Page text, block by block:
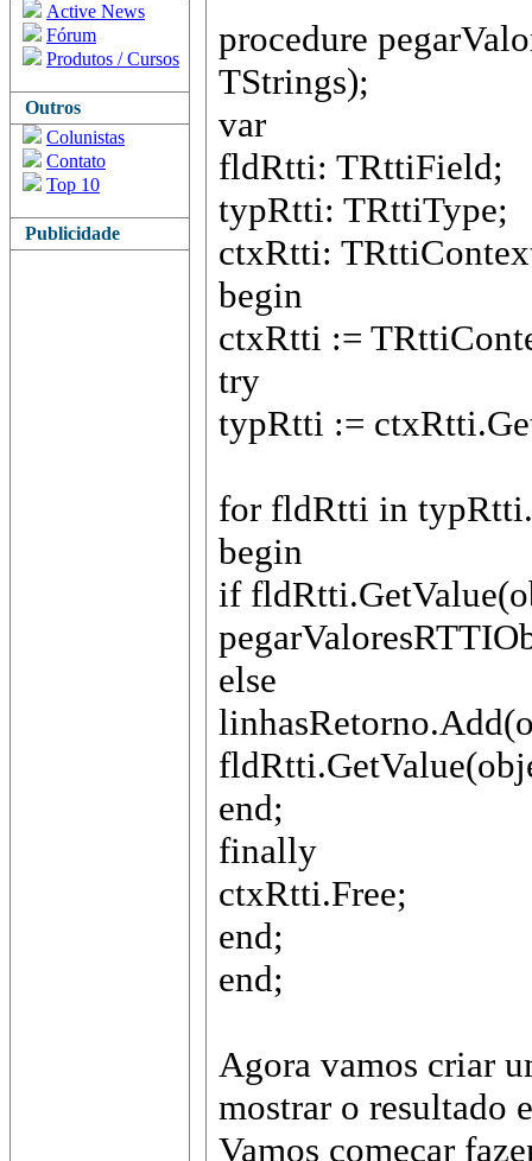
Active News
Fórum
Produtos / Cursos
Outros
Colunistas
Contato
Top 10
Publicidade
procedure
TStrings);
var
fldRtti: TRttiField;
typRtti: TRttiType;
ctxRtti:
begin
ctxRtti :=
try
typRtti :=
for fldRtti in
begin
if
else
end;
finally
ctxRtti.Free;
end;
end;
Agora vamos criar
mostrar o resultado
Vamos começar